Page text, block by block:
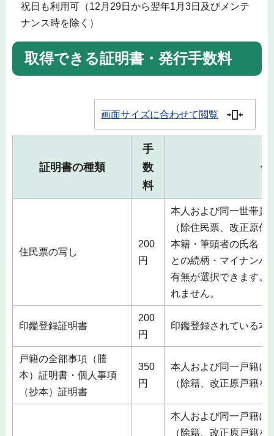
祝日も利用可（12月29日から翌年1月3日及びメンテ
ナンス時を除く）
取得できる証明書・発行手数料
画面サイズに合わせて閲覧
証明書の種類
手
数
料
備
住民票の写し
200
円
本人および同一世帯員
（除住民票、改正原住
本籍・筆頭者の氏名・
との続柄・マイナンバ
有無が選択できます。
れません。
印鑑登録証明書
200
円
印鑑登録されている本
戸籍の全部事項（謄
本）証明書・個人事項
（抄本）証明書
350
円
本人および同一戸籍に
（除籍、改正原戸籍
本人および同一戸籍に
（除籍、改正原戸籍